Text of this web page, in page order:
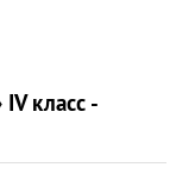
класс -